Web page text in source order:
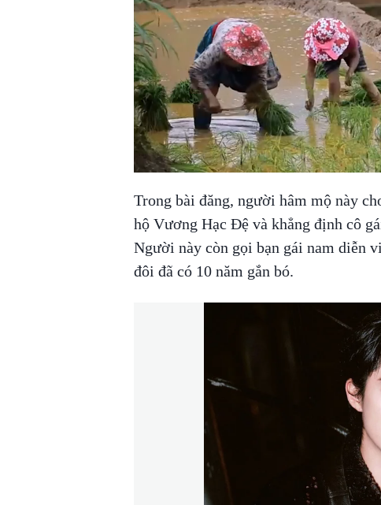
Trong bài đăng, người hâm mộ này
hộ Vương Hạc Đệ và khẳng định cô
Người này còn gọi bạn gái nam diễn
đôi đã có 10 năm gắn bó.